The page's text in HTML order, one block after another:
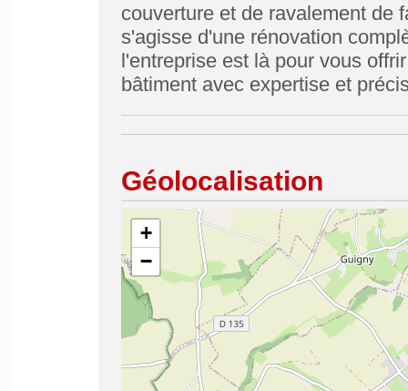
couverture et de ravalement de
s'agisse d'une rénovation
l'entreprise est là pour vous
bâtiment avec expertise et
Géolocalisation
+
−